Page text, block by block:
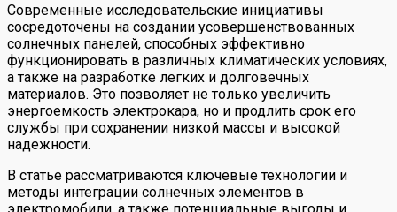
Современные исследовательские инициативы
сосредоточены на создании усовершенствованных
солнечных панелей, способных эффективно
функционировать в различных климатических условиях,
а также на разработке легких и долговечных
материалов. Это позволяет не только увеличить
энергоемкость электрокара, но и продлить срок его
службы при сохранении низкой массы и высокой
надежности.
В статье рассматриваются ключевые технологии и
методы интеграции солнечных элементов в
электромобили, а также потенциальные выгоды и